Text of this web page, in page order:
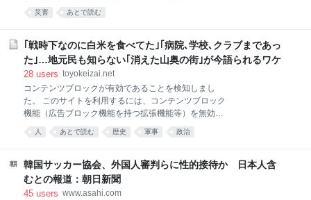
無職、森田和伸容疑者（47）を逮捕した。県警は地震
に便乗した可能性があるとして、注意を呼びかけてい
時半ごろの間、上天草市の住宅から時価3万円相当の
室外機を盗んだとしている。 住民は同28日の地震発生
後、近隣の店舗駐車場で車中泊避難。同31日に帰宅し
災害 あとで読む
｢戦時下なのに白米を食べてた｣｢病院､学校､クラブまであっ
た｣…地元民も知らない｢消えた山奥の街｣が今語られるワケ
28 users toyokeizai.net
コンテンツブロックが有効であることを検知しまし
た。 このサイトを利用するには、コンテンツブロック
機能（広告ブロック機能を持つ拡張機能等）を無効に
してページを再読み込みしてください。 なお、
Microsoft Edgeをご利用のお客様はプライバシー設定
する」の設定を「バランス（推奨）」にしてご利用を
お願いいたします。詳細は下記のFAQページをご参照
ください。
人 あとで読む 歴史 軍事 政治
韓国サッカー協会、外国人審判らに性的接待か 日本人含
むとの報道：朝日新聞
45 users www.asahi.com